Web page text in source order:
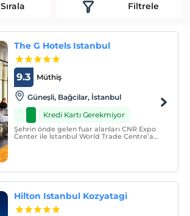
Sırala Filtrele
The G Hotels Istanbul
Müthiş
9.3
Güneşli, Bağcilar, İstanbul
Kredi Kartı Gerekmiyor
Şehrin önde gelen fuar alanları CNR Expo
Center ile İstanbul World Trade Centre’a
arasında ön plana çıkm
Hilton Istanbul Kozyatagi